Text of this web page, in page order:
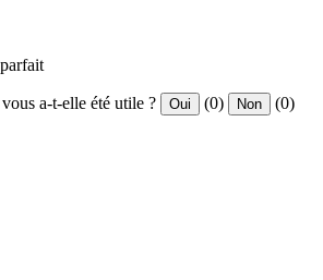
a-t-elle été utile ? Oui (0) Non (0)